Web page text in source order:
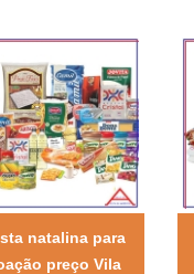
natalina para
preço Vila